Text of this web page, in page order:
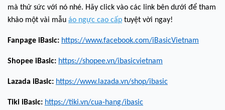
mà thử sức với nó nhé. Hãy click vào các link bên dưới để tham
khảo một vài mẫu áo ngực cao cấp tuyệt vời ngay!
Fanpage iBasic: https://www.facebook.com/iBasicVietnam
Shopee iBasic: https://shopee.vn/ibasicvietnam
Lazada iBasic: https://www.lazada.vn/shop/ibasic
Tiki iBasic: https://tiki.vn/cua-hang/ibasic